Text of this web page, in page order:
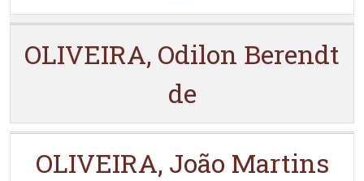
OLIVEIRA, Odilon Berendt
de
OLIVEIRA, João Martins